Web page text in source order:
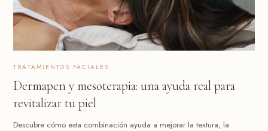
TRATAMIENTOS FACIALES
Dermapen y mesoterapia: una ayuda real para
revitalizar tu piel
Descubre cómo esta combinación ayuda a mejorar la textura, la